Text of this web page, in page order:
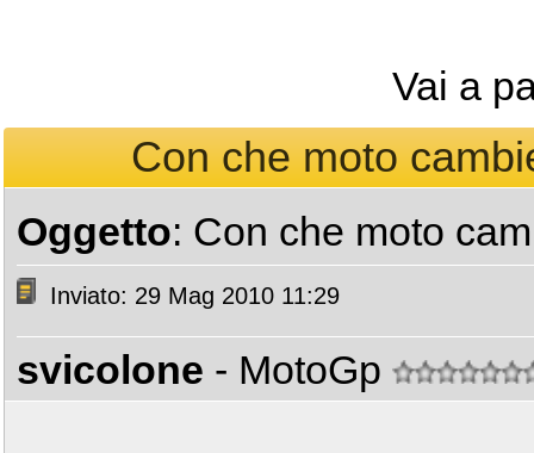
Vai a
Con che moto
Oggetto: Con che moto
Inviato: 29 Mag 2010 11:29
svicolone - MotoGp